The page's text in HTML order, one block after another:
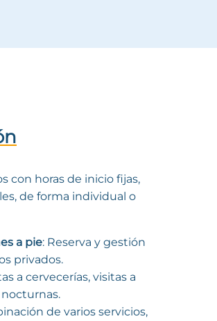
con horas de inicio fijas,
de forma individual o
a pie: Reserva y gestión
privados.
a cervecerías, visitas a
de varios servicios,